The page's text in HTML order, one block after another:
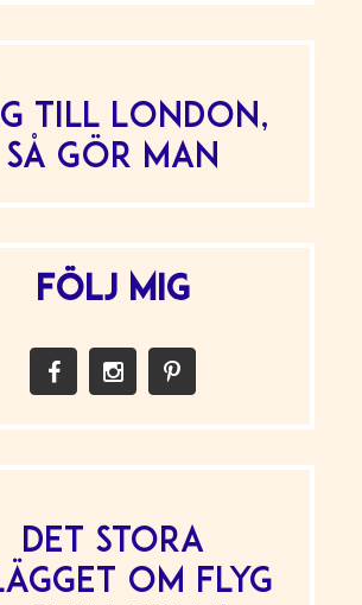
till London,
så gör man
FÖLJ MIG
Det stora
om flyg